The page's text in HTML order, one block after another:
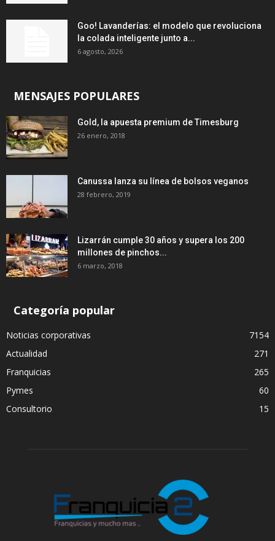
Goo! Lavanderías: el modelo que revoluciona
la colada inteligente junto a...
6 agosto, 2026
MENSAJES POPULARES
Gold, la apuesta premium de Timesburg
26 enero, 2018
Canussa lanza su línea de bolsos veganos
28 febrero, 2019
Lizarrán cumple 30 años y supera los 200
millones de pinchos...
6 marzo, 2018
Categoría popular
Noticias corporativas
7154
Actualidad
271
Franquicias
265
Pymes
60
Consultorio
15